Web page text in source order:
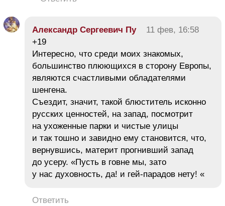
Александр Сергеевич Пу
11 фев, 16:58
+19
Интересно, что среди моих знакомых,
большинство плюющихся в сторону Европы,
являются счастливыми обладателями
шенгена.
Съездит, значит, такой блюститель исконно
русских ценностей, на запад, посмотрит
на ухоженные парки и чистые улицы
и так тошно и завидно ему становится, что,
вернувшись, материт прогнивший запад
до усеру. «Пусть в говне мы, зато
у нас духовность, да! и гей-парадов нету! «
Ответить